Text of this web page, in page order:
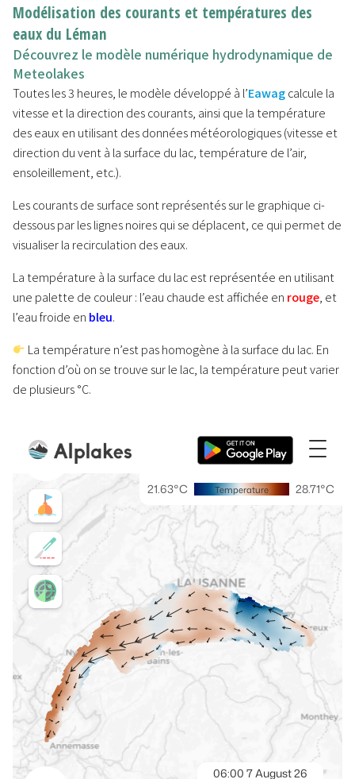
Modélisation des courants et températures des
eaux du Léman
Découvrez le modèle numérique hydrodynamique de
Meteolakes
Toutes les 3 heures, le modèle développé à l’Eawagcalcule la
vitesse et la direction des courants, ainsi que la température
des eaux en utilisant des données météorologiques (vitesse et
direction du vent à la surface du lac, température de l’air,
ensoleillement, etc.).
Les courants de surface sont représentés sur le graphique ci-
dessous par les lignes noires qui se déplacent, ce qui permet de
visualiser la recirculation des eaux.
La température à la surface du lac est représentée en utilisant
une palette de couleur : l’eau chaude est affichée en rouge , et
l’eau froide en bleu.
La température n’est pas homogène à la surface du lac. En
fonction d’où on se trouve sur le lac, la température peut varier
de plusieurs °C.